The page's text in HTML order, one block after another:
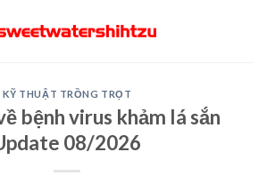
KỸ THUẬT TRỒNG TRỌT
bệnh virus khảm lá sắn
08/2026